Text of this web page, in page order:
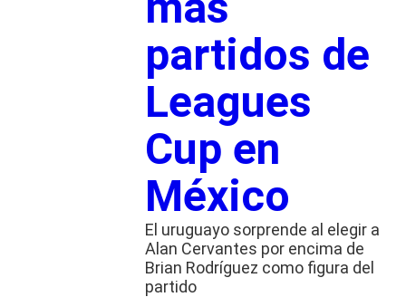
partidos de
Leagues
Cup en
México
El uruguayo sorprende al elegir a
Alan Cervantes por encima de
Brian Rodríguez como figura del
partido